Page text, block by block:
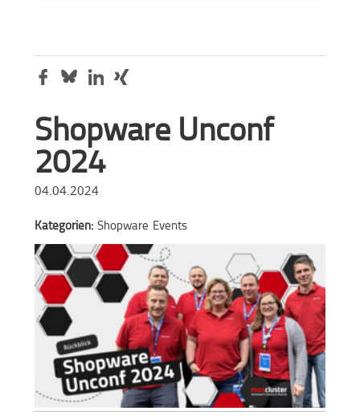
Shopware Unconf
2024
04.04.2024
Kategorien: Shopware Events